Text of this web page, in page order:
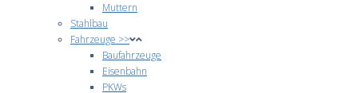
Muttern
Stahlbau
Fahrzeuge >>
Baufahrzeuge
Eisenbahn
PKWs